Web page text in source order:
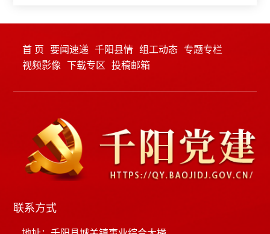
首 页 要闻速递 千阳县情 组工动态 专题专栏
视频影像 下载专区 投稿邮箱
联系方式